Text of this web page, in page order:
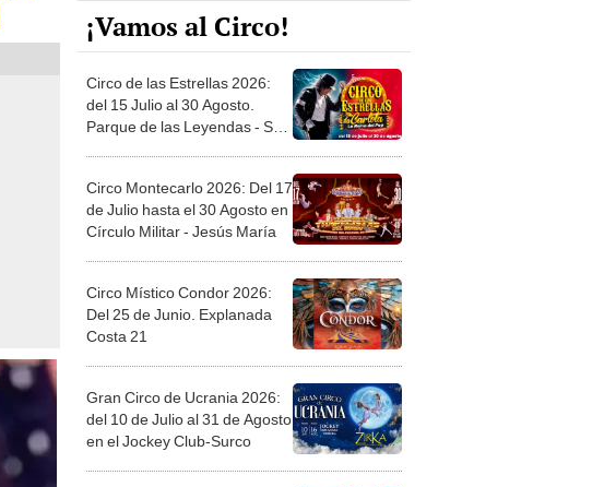
¡Vamos al Circo!
Circo de las Estrellas 2026:
del 15 Julio al 30 Agosto.
Parque de las Leyendas - San
Circo Montecarlo 2026: Del 17
de Julio hasta el 30 Agosto en
Círculo Militar - Jesús María
Circo Místico Condor 2026:
Del 25 de Junio. Explanada
Costa 21
Gran Circo de Ucrania 2026:
del 10 de Julio al 31 de Agosto
en el Jockey Club-Surco